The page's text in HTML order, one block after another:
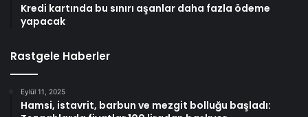
Kredi kartında bu sınırı aşanlar daha fazla ödeme
yapacak
Rastgele Haberler
Eylül 11, 2025
Hamsi, istavrit, barbun ve mezgit bolluğu başladı: